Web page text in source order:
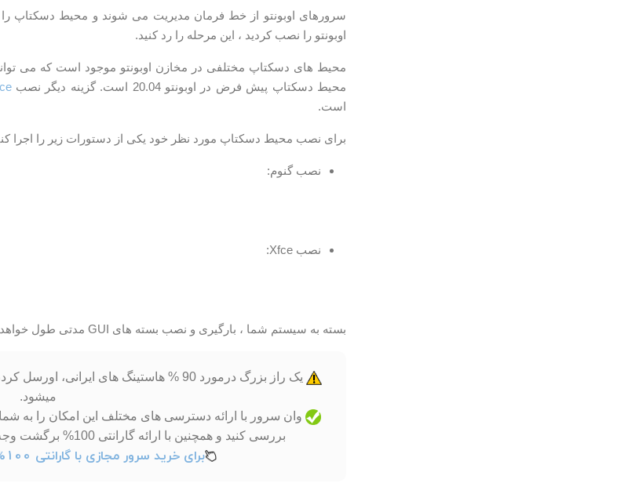
سرورهای اوبونتو از خط فرمان مدیریت می شوند و محیط
اوبونتو را نصب کردید ، این مرحله را رد کنید.
محیط های دسکتاپ مختلفی در مخازن اوبونتو موجود است که می
محیط دسکتاپ پیش فرض در اوبونتو 20.04 است. گزینه دیگر نصب
است.
برای نصب محیط دسکتاپ مورد نظر خود یکی از دستورات زیر را اجرا
نصب گنوم:
نصب Xfce:
بسته به سیستم شما ، بارگیری و نصب بسته های GUI مدتی طول خواهد کشید.
یک راز بزرگ درمورد 90 % هاستینگ های
میشود.
وان سرور با ارائه دسترسی های مختلف این امکان را به
بررسی کنید و همچنین با ارائه گارانتی 100% برگشت وجه ریسک خرید شما را به %0 کاهش میدهد.
برای خرید سرور مجازی با گارانتی 100% بازگشت وجه کلیک کنید.